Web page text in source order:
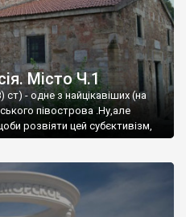
Місто Ч.1
- одне з найцікавіших (на
півострова .Ну,але
розвіяти цей субєктивізм,